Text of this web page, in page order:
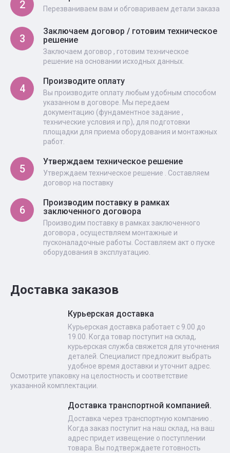
2 Перезваниваем вам и обговариваем детали заказа
3
Заключаем договор / готовим техническое
решение
Заключаем договор , готовим техническое
решение на основании исходных данных.
4
Производите оплату
Вы производите оплату любым удобным способом
указанном в договоре. Мы передаем
документацию (фундаментное задание ,
технические условия и пр), для подготовки
площадки для приема оборудования и монтажных
работ.
5
Утверждаем техническое решение
Утверждаем техническое решение . Составляем
договор на поставку
6
Производим поставку в рамках
заключенного договора
Производим поставку в рамках заключенного
договора , осуществляем монтажные и
пусконаладочные работы. Составляем акт о пуске
оборудования в эксплуатацию.
Доставка заказов
Курьерская доставка
Курьерская доставка работает с 9.00 до
19.00. Когда товар поступит на склад,
курьерская служба свяжется для уточнения
деталей. Специалист предложит выбрать
удобное время доставки и уточнит адрес.
Осмотрите упаковку на целостность и соответствие
указанной комплектации.
Доставка транспортной компанией.
Доставка через транспортную компанию .
Когда заказ поступит на наш склад, на ваш
адрес придет извещение о поступлении
товара. Вы подтверждаете готовность